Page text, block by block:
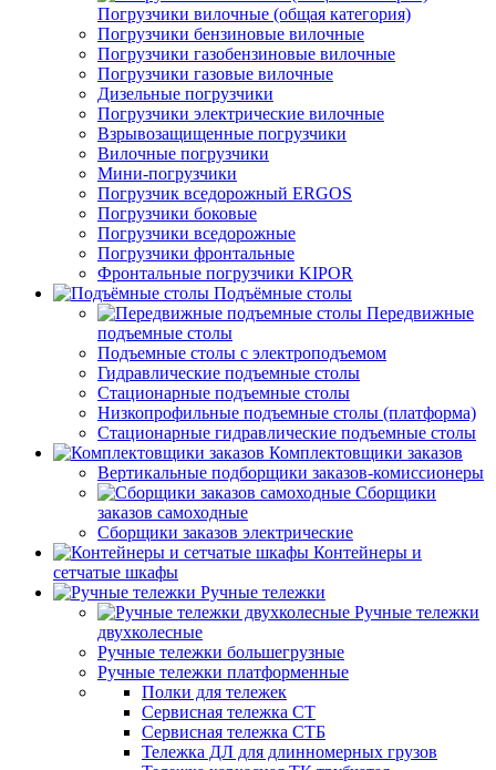
Погрузчики вилочные (общая категория)
Погрузчики бензиновые вилочные
Погрузчики газобензиновые вилочные
Погрузчики газовые вилочные
Дизельные погрузчики
Погрузчики электрические вилочные
Взрывозащищенные погрузчики
Вилочные погрузчики
Мини-погрузчики
Погрузчик вседорожный ERGOS
Погрузчики боковые
Погрузчики вседорожные
Погрузчики фронтальные
Фронтальные погрузчики KIPOR
Подъёмные столы
Передвижные
подъемные столы
Подъемные столы с электроподъемом
Гидравлические подъемные столы
Стационарные подъемные столы
Низкопрофильные подъемные столы (платформа)
Стационарные гидравлические подъемные столы
Комплектовщики заказов
Вертикальные подборщики заказов-комиссионеры
Сборщики
заказов самоходные
Сборщики заказов электрические
Контейнеры и
сетчатые шкафы
Ручные тележки
Ручные тележки
двухколесные
Ручные тележки большегрузные
Ручные тележки платформенные
Полки для тележек
Сервисная тележка СТ
Сервисная тележка СТБ
Тележка ДЛ для длинномерных грузов